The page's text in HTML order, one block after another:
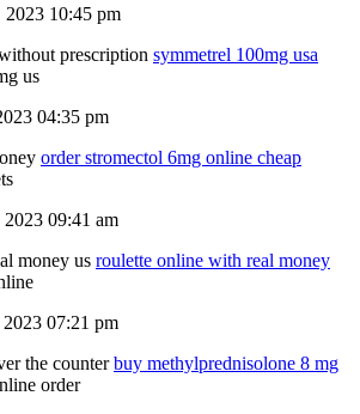
2023 10:45 pm
prescription symmetrel 100mg usa
us
04:35 pm
order stromectol 6mg online cheap
09:41 am
money us roulette online with real money
07:21 pm
the counterbuy methylprednisolone 8 mg
order